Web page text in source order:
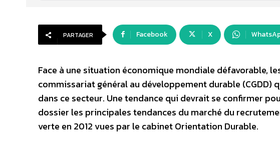
PARTAGER Facebook X
Face à une situation économique mondiale défavorable,
commissariat général au développement durable (CGDD)
dans ce secteur. Une tendance qui devrait se confirmer
dossier les principales tendances du marché du
verte en 2012 vues par le cabinet Orientation Durable.